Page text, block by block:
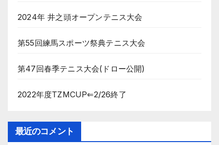
2024年 井之頭オープンテニス大会
第55回練馬スポーツ祭典テニス大会
第47回春季テニス大会(ドロー公開)
2022年度TZMCUP⇐2/26終了
最近のコメント